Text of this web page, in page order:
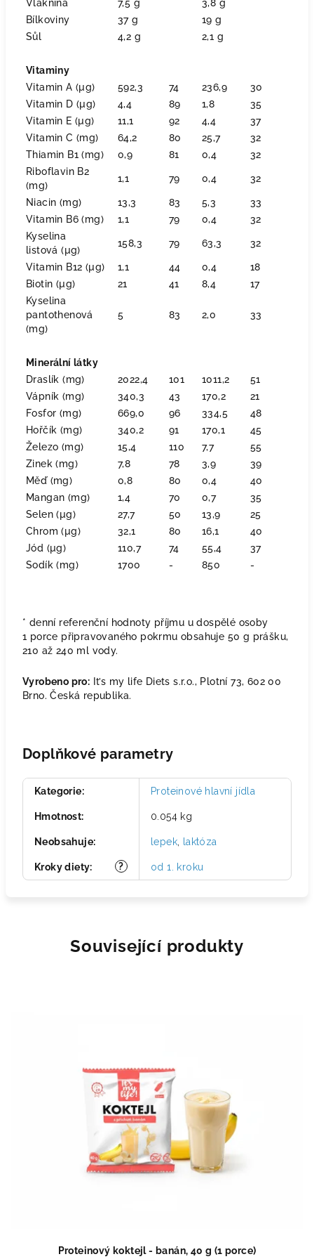
Vláknina 7,5 g
3,8 g
Bílkoviny
37 g
19 g
Sůl
4,2 g 2,1 g
Vitaminy
Vitamin A (µg)
592,3 74 236,9
30
Vitamin D (µg)
4,4 89 1,8
35
Vitamin E (µg)
11,1 92 4,4
37
Vitamin C (mg)
64,2 80 25,7
32
Thiamin B1 (mg)
0,9 81 0,4
32
Riboflavin B2
(mg)
1,1 79 0,4 32
Niacin (mg) 13,3 83 5,3
33
Vitamin B6 (mg)
1,1 79 0,4
32
Kyselina
listová (µg)
158,3 79 63,3 32
Vitamin B12 (µg) 1,1 44 0,4
18
Biotin (µg)
21 41 8,4
17
Kyselina
pantothenová
(mg)
5 83 2,0 33
Minerální látky
Draslík (mg)
2022,4 101 1011,2
51
Vápník (mg)
340,3 43 170,2
21
Fosfor (mg)
669,0 96 334,5
48
Hořčík (mg)
340,2 91 170,1
45
Železo (mg)
15,4 110 7,7
55
Zinek (mg)
7,8 78 3,9
39
Měď (mg)
0,8 80 0,4
40
Mangan (mg)
1,4 70 0,7
35
Selen (µg)
27,7 50 13,9
25
Chrom (µg)
32,1 80 16,1
40
Jód (µg)
110,7 74 55,4
37
Sodík (mg)
1700 - 850 -
* denní referenční hodnoty příjmu u dospělé osoby
1 porce připravovaného pokrmu obsahuje 50 g prášku,
210 až 240 ml vody.
Vyrobeno pro: It’s my life Diets s.r.o., Plotní 73, 602 00
Brno. Česká republika.
Doplňkové parametry
Kategorie: Proteinové hlavní jídla
Hmotnost: 0.054 kg
Neobsahuje: lepek, laktóza
?
Kroky diety: od 1. kroku
Související produkty
Proteinový koktejl - banán, 40 g (1 porce)